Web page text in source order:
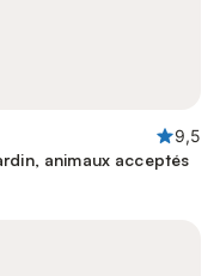
9,5
animaux acceptés